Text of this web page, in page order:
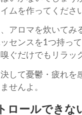
ムを作ってくださ
アロマを炊いてみ
センスを1つ持っ
ぐだけでもリラッ
して憂鬱・疲れを
せんよ。
ロールできな